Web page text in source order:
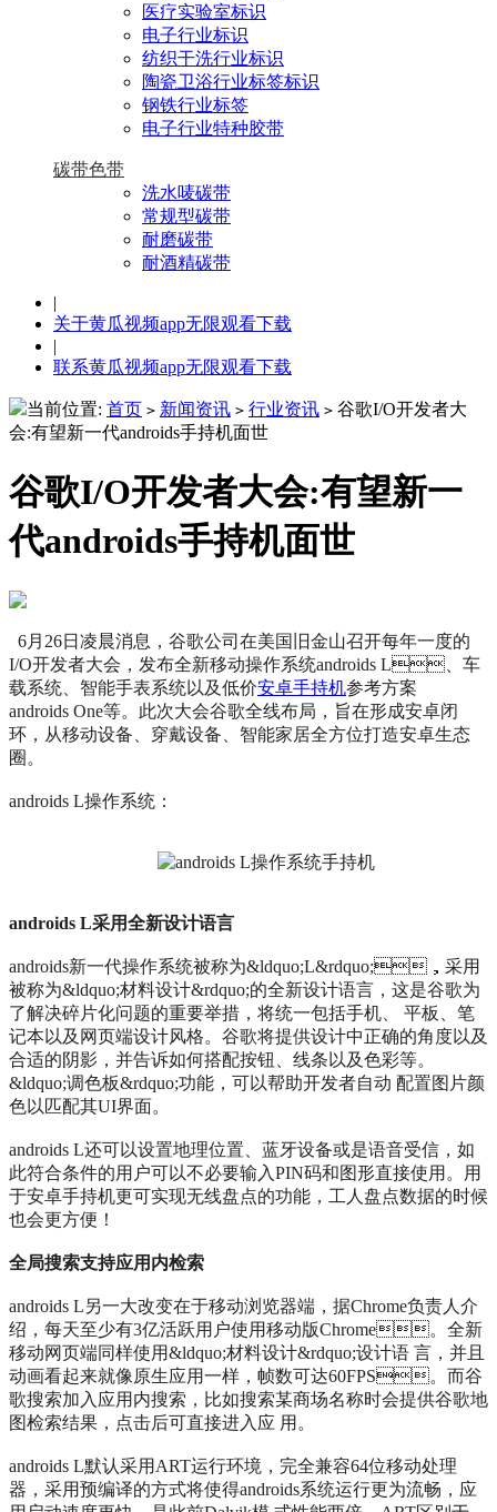
医疗实验室标识
电子行业标识
纺织干洗行业标识
陶瓷卫浴行业标签标识
钢铁行业标签
电子行业特种胶带
碳带色带
洗水唛碳带
常规型碳带
耐磨碳带
耐酒精碳带
|
关于黄瓜视频app无限观看下载
|
联系黄瓜视频app无限观看下载
当前位置: 首页 > 新闻资讯 > 行业资讯 > 谷歌I/O开发者大
会:有望新一代androids手持机面世
谷歌I/O开发者大会:有望新一
代androids手持机面世
6月26日凌晨消息，谷歌公司在美国旧金山召开每年一度的
I/O开发者大会，发布全新移动操作系统androids L、车
载系统、智能手表系统以及低价安卓手持机参考方案
androids One等。此次大会谷歌全线布局，旨在形成安卓闭
环，从移动设备、穿戴设备、智能家居全方位打造安卓生态
圈。
androids L操作系统：
androids L采用全新设计语言
androids新一代操作系统被称为&ldquo;L&rdquo;，采用
被称为&ldquo;材料设计&rdquo;的全新设计语言，这是谷歌为
了解决碎片化问题的重要举措，将统一包括手机、 平板、笔
记本以及网页端设计风格。谷歌将提供设计中正确的角度以及
合适的阴影，并告诉如何搭配按钮、线条以及色彩等。
&ldquo;调色板&rdquo;功能，可以帮助开发者自动 配置图片颜
色以匹配其UI界面。
androids L还可以设置地理位置、蓝牙设备或是语音受信，如
此符合条件的用户可以不必要输入PIN码和图形直接使用。用
于安卓手持机更可实现无线盘点的功能，工人盘点数据的时候
也会更方便！
全局搜索支持应用内检索
androids L另一大改变在于移动浏览器端，据Chrome负责人介
绍，每天至少有3亿活跃用户使用移动版Chrome。全新
移动网页端同样使用&ldquo;材料设计&rdquo;设计语 言，并且
动画看起来就像原生应用一样，帧数可达60FPS。而谷
歌搜索加入应用内搜索，比如搜索某商场名称时会提供谷歌地
图检索结果，点击后可直接进入应 用。
androids L默认采用ART运行环境，完全兼容64位移动处理
器，采用预编译的方式将使得androids系统运行更为流畅，应